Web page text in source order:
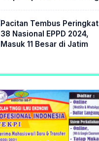
Pacitan Tembus Peringkat
38 Nasional EPPD 2024,
Masuk 11 Besar di Jatim